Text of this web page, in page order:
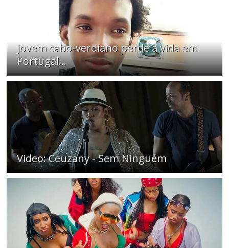
Jovem cabo-verdiano perde a vida em
Portugal...
Video: Ceuzany - Sem Ninguém